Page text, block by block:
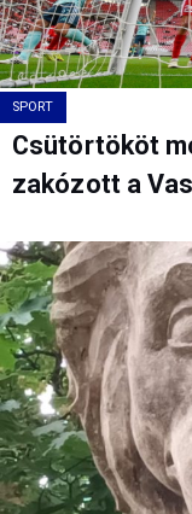
SPORT
Csütörtököt
zakózott a